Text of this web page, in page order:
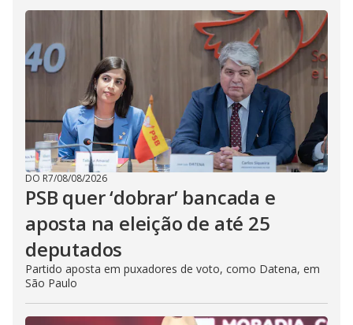
DO R7/08/08/2026
PSB quer ‘dobrar’ bancada e
aposta na eleição de até 25
deputados
Partido aposta em puxadores de voto, como Datena, em
São Paulo